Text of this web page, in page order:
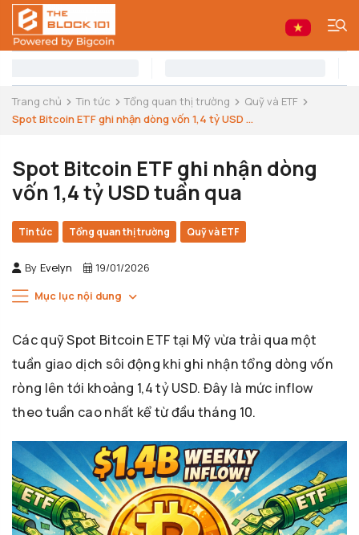
Trang chủ Tin tức Tổng quan thị trường
Quỹ và ETF
Spot Bitcoin ETF ghi nhận dòng vốn 1,4 tỷ USD ...
Spot Bitcoin ETF ghi nhận dòng
vốn 1,4 tỷ USD tuần qua
Tin tức Tổng quan thị trường Quỹ và ETF
By Evelyn 19/01/2026
Mục lục nội dung
Các quỹ Spot Bitcoin ETF tại Mỹ vừa trải qua một
tuần giao dịch sôi động khi ghi nhận tổng dòng vốn
ròng lên tới khoảng 1,4 tỷ USD. Đây là mức inflow
theo tuần cao nhất kể từ đầu tháng 10.